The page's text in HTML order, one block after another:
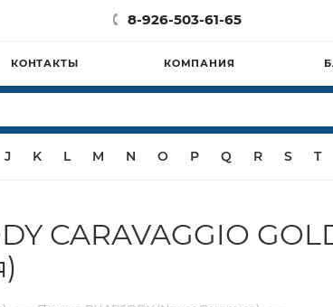
8-926-503-61-65
КОНТАКТЫ КОМПАНИЯ
J K L M N O P Q R S T
CARAVAGGIO